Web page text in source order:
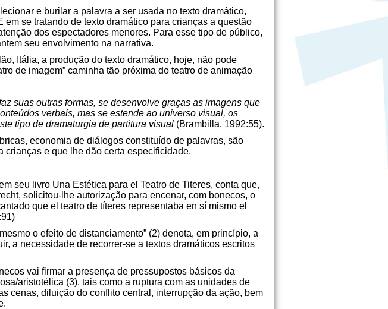
e burilar a palavra a ser usada no texto dramático,
se tratando de texto dramático para crianças a questão
dos espectadores menores. Para esse tipo de público,
seu envolvimento na narrativa.
Itália, a produção do texto dramático, hoje, não pode
de imagem” caminha tão próxima do teatro de animação
suas outras formas, se desenvolve graças as imagens que
verbais, mas se estende ao universo visual, os
tipo de dramaturgia de partitura visual (Brambilla, 1992:55).
economia de diálogos constituído de palavras, são
crianças e que lhe dão certa especificidade.
seu livro Una Estética para el Teatro de Titeres, conta que,
solicitou-lhe autorização para encenar, com bonecos, o
que el teatro de títeres representaba en sí mismo el
o efeito de distanciamento” (2) denota, em princípio, a
a necessidade de recorrer-se a textos dramáticos escritos
vai firmar a presença de pressupostos básicos da
aristotélica (3), tais como a ruptura com as unidades de
cenas, diluição do conflito central, interrupção da ação, bem